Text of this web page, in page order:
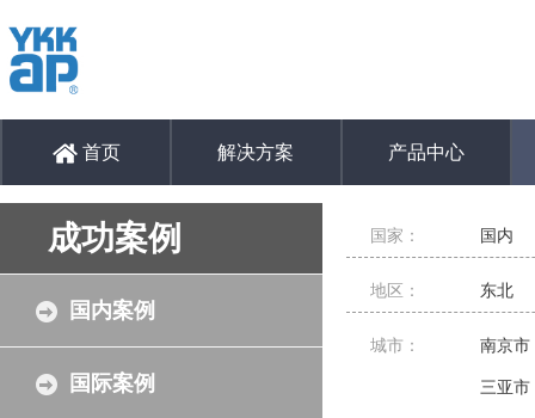
首页 解决方案 产品中心
成功案例
国内案例
国际案例
国家： 国内
地区： 东北
城市： 南京市
三亚市